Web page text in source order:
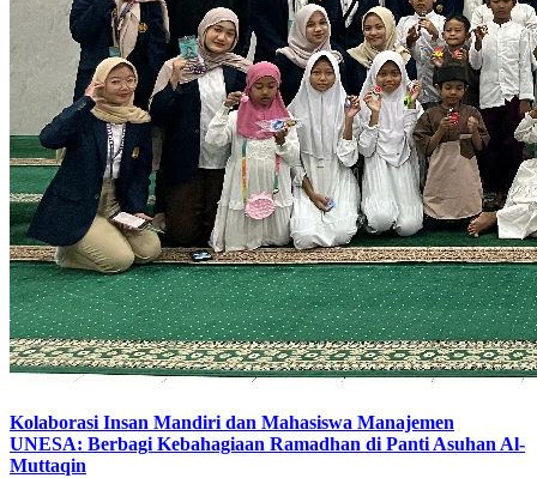
Kolaborasi Insan Mandiri dan Mahasiswa Manajemen
UNESA: Berbagi Kebahagiaan Ramadhan di Panti Asuhan Al-
Muttaqin